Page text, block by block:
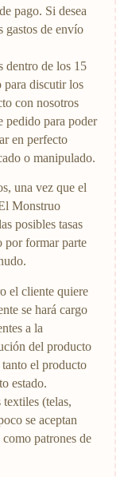
pago. Si desea
gastos de envío
dentro de los 15
para discutir los
con nosotros
pedido para poder
en perfecto
o manipulado.
una vez que el
Monstruo
posibles tasas
por formar parte
el cliente quiere
se hará cargo
a la
del producto
el producto
estado.
(telas,
se aceptan
patrones de